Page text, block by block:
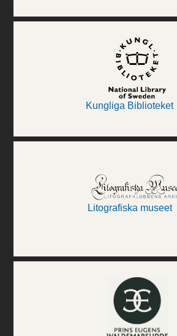
Kungliga Biblioteket
Litografiska museet